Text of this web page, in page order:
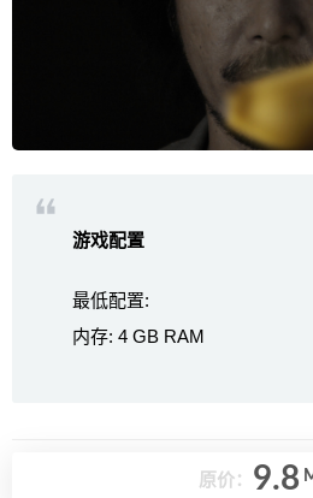
游戏配置
最低配置:
内存: 4 GB RAM
原价： 9.8